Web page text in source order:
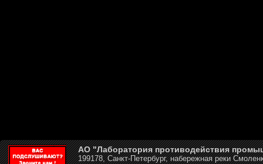
АО "Лаборатория противодействия
199178, Санкт-Петербург, набережная реки